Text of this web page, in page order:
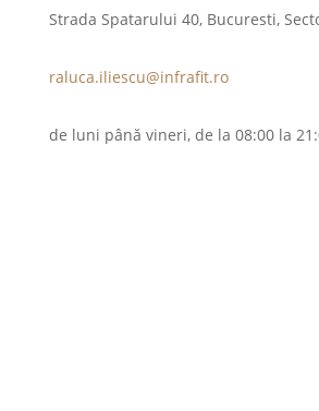
Strada Spatarului 40, Bucuresti,
raluca.iliescu@infrafit.ro
de luni până vineri, de la 08:00 la